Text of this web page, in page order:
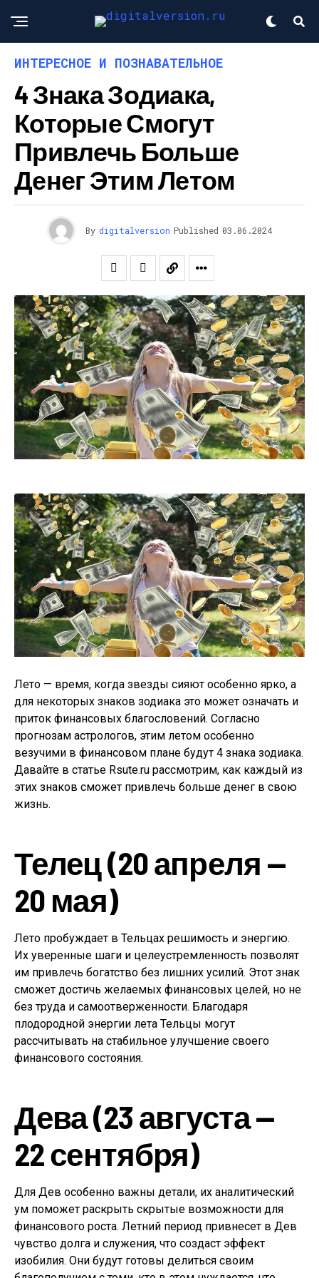
ИНТЕРЕСНОЕ И ПОЗНАВАТЕЛЬНОЕ
4 Знака Зодиака,
Которые Смогут
Привлечь Больше
Денег Этим Летом
By digitalversion Published 03.06.2024
Лето — время, когда звезды сияют особенно ярко, а
для некоторых знаков зодиака это может означать и
приток финансовых благословений. Согласно
прогнозам астрологов, этим летом особенно
везучими в финансовом плане будут 4 знака зодиака.
Давайте в статье Rsute.ru рассмотрим, как каждый из
этих знаков сможет привлечь больше денег в свою
жизнь.
Телец (20 апреля —
20 мая)
Лето пробуждает в Тельцах решимость и энергию.
Их уверенные шаги и целеустремленность позволят
им привлечь богатство без лишних усилий. Этот знак
сможет достичь желаемых финансовых целей, но не
без труда и самоотверженности. Благодаря
плодородной энергии лета Тельцы могут
рассчитывать на стабильное улучшение своего
финансового состояния.
Дева (23 августа —
22 сентября)
Для Дев особенно важны детали, их аналитический
ум поможет раскрыть скрытые возможности для
финансового роста. Летний период привнесет в Дев
чувство долга и служения, что создаст эффект
изобилия. Они будут готовы делиться своим